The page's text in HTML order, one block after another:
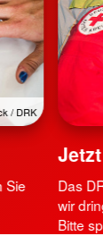
/ DRK
Sie
Das
wir
Bitte